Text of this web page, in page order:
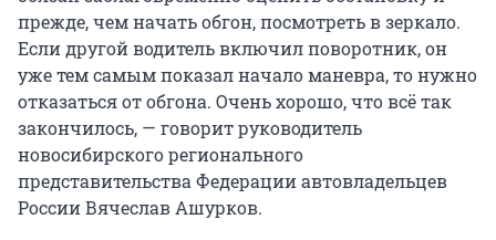
прежде, чем начать обгон, посмотреть в зеркало.
Если другой водитель включил поворотник, он
уже тем самым показал начало маневра, то нужно
отказаться от обгона. Очень хорошо, что всё так
закончилось, — говорит руководитель
новосибирского регионального
представительства Федерации автовладельцев
России Вячеслав Ашурков.